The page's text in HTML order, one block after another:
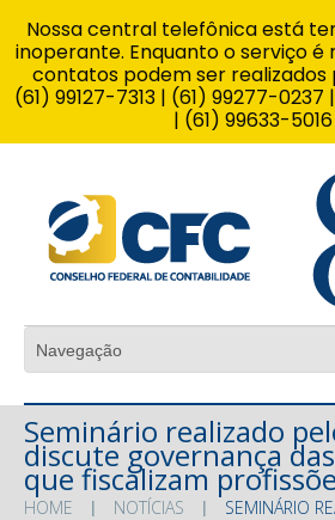
Seminário realizado
discute governança
que fiscalizam
HOME NOTÍCIAS
SEMINÁRIO
Nossa central telefônica está
inoperante. Enquanto o serviço é
contatos podem ser realizados
(61) 99127-7313 | (61) 99277-
| (61) 99633-5016